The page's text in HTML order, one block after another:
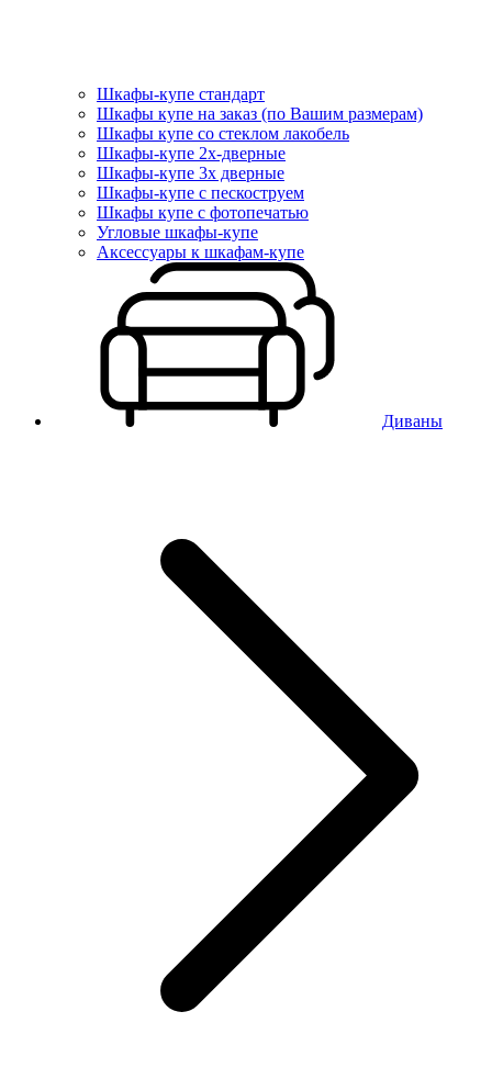
Шкафы-купе стандарт
Шкафы купе на заказ (по Вашим размерам)
Шкафы купе со стеклом лакобель
Шкафы-купе 2х-дверные
Шкафы-купе 3х дверные
Шкафы-купе с пескоструем
Шкафы купе с фотопечатью
Угловые шкафы-купе
Аксессуары к шкафам-купе
Диваны